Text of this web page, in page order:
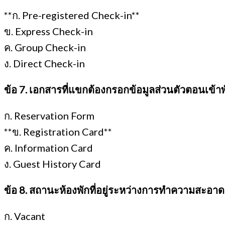
**ก. Pre-registered Check-in**
ข. Express Check-in
ค. Group Check-in
ง. Direct Check-in
ข้อ 7. เอกสารที่แขกต้องกรอกข้อมูลส่วนตัวตอนเข้า
ก. Reservation Form
**ข. Registration Card**
ค. Information Card
ง. Guest History Card
ข้อ 8. สถานะห้องพักที่อยู่ระหว่างการทำความสะอาด
ก. Vacant